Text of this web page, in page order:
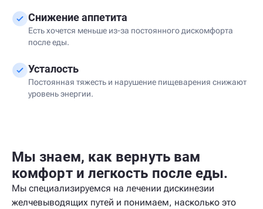
Снижение аппетита
Есть хочется меньше из-за постоянного дискомфорта
после еды.
Усталость
Постоянная тяжесть и нарушение пищеварения снижают
уровень энергии.
Мы знаем, как вернуть вам
комфорт и легкость после еды.
Мы специализируемся на лечении дискинезии
желчевыводящих путей и понимаем, насколько это